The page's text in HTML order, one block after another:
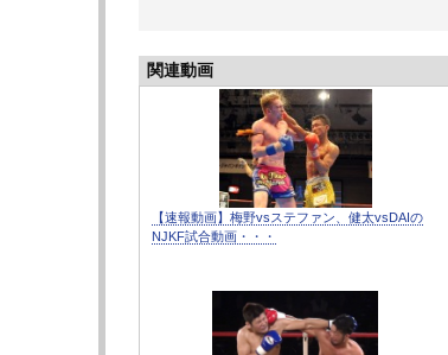
関連動画
【速報動画】梅野vsステファン、健太vsDAIの
NJKF試合動画・・・